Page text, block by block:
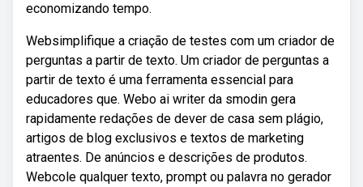
economizando tempo.
Websimplifique a criação de testes com um criador de
perguntas a partir de texto. Um criador de perguntas a
partir de texto é uma ferramenta essencial para
educadores que. Webo ai writer da smodin gera
rapidamente redações de dever de casa sem plágio,
artigos de blog exclusivos e textos de marketing
atraentes. De anúncios e descrições de produtos.
Webcole qualquer texto, prompt ou palavra no gerador